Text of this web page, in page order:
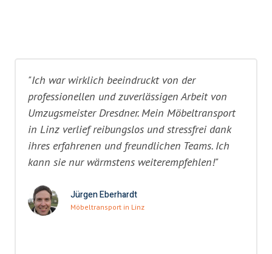
"Ich war wirklich beeindruckt von der
professionellen und zuverlässigen Arbeit von
Umzugsmeister Dresdner. Mein Möbeltransport
in Linz verlief reibungslos und stressfrei dank
ihres erfahrenen und freundlichen Teams. Ich
kann sie nur wärmstens weiterempfehlen!"
Jürgen Eberhardt
Möbeltransport in Linz